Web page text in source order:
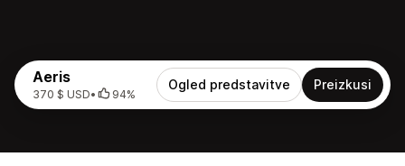
Aeris
370 $ USD• 94%
Ogled predstavitve Preizkusi